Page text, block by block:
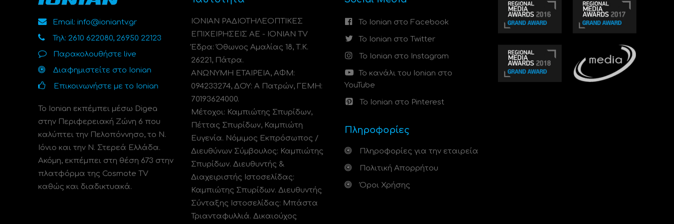
Email: info@ioniantv.gr
Τηλ: 2610 622080, 26950 22123
Παρακολουθήστε live
Διαφημιστείτε στο Ionian
Επικοινωνήστε με το Ionian
Το Ionian εκπέμπει μέσω Digea
στην Περιφερειακή Ζώνη 6 που
καλύπτει την Πελοπόννησο, το N.
Ιόνιο και την Ν. Στερεά Ελλάδα.
Ακόμη, εκπέμπει στη θέση 673 στην
πλατφόρμα της Cosmote TV
καθώς και διαδικτυακά.
ΙΟΝΙΑΝ ΡΑΔΙΟΤΗΛΕΟΠΤΙΚΕΣ
ΕΠΙΧΕΙΡΗΣΕΙΣ ΑΕ - IONIAN TV
Έδρα: Όθωνος Αμαλίας 18, Τ.Κ.
26221, Πάτρα.
ΑΝΩΝΥΜΗ ΕΤΑΙΡΕΙΑ, ΑΦΜ:
094233274, ΔΟΥ: A Πατρών, ΓΕΜΗ:
70193624000.
Μέτοχοι: Καμπιώτης Σπυρίδων,
Πέττας Σπυρίδων, Καμπιώτη
Ευγενία. Νόμιμος Εκπρόσωπος /
Διευθύνων Σύμβουλος: Καμπιώτης
Σπυρίδων. Διευθυντής &
Διαχειριστής Ιστοσελίδας:
Καμπιώτης Σπυρίδων. Διευθυντής
Σύνταξης Ιστοσελίδας: Μπάστα
Τριανταφυλλιά. Δικαιούχος
Το Ionian στο Facebook
Το Ionian στο Twitter
Το Ionian στο Instagram
Το κανάλι του Ionian στο
YouTube
Το Ionian στο Pinterest
Πληροφορίες
Πληροφορίες για την εταιρεία
Πολιτική Απορρήτου
Όροι Χρήσης